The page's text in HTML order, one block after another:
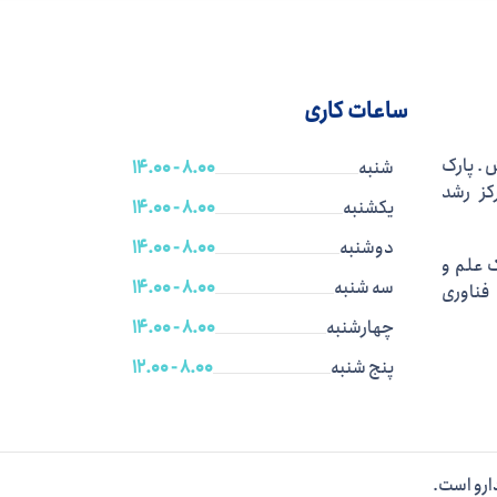
. پارک
رشد
علم و
ساعات کاری
شنبه
8.00 - 14.00
یکشنبه
8.00 - 14.00
دوشنبه
8.00 - 14.00
سه شنبه
8.00 - 14.00
چهارشنبه
8.00 - 14.00
پنج شنبه
8.00 - 12.00